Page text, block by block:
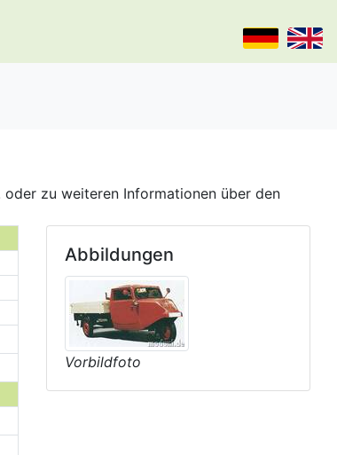
zu weiteren Informationen über den
Abbildungen
Vorbildfoto